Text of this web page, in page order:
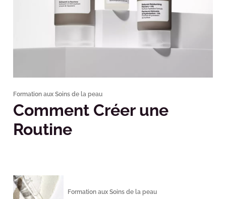
Formation aux Soins de la peau
Comment Créer une
Routine
Formation aux Soins de la peau